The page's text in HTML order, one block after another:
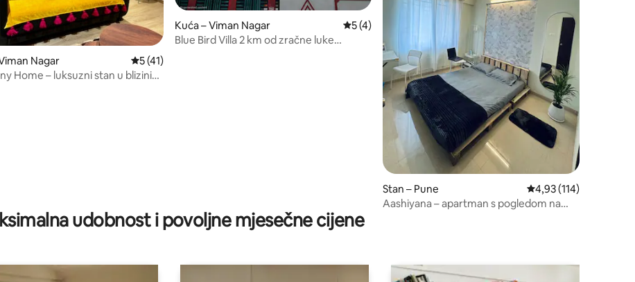
5, recenzija: 11
Nagar Prosječna ocjena: 5/5, recenzija: 41
5 (41)
Home – luksuzni stan u blizini
Kuća – Viman Nagar Prosječna ocjena: 5/5, recenzija: 4
5 (4)
Blue Bird Villa 2 km od zračne luke
Stan – Pune Prosječna ocjena:
4,93 (114)
Aashiyana – apartman s pogledom na
udobnost i povoljne mjesečne cijene